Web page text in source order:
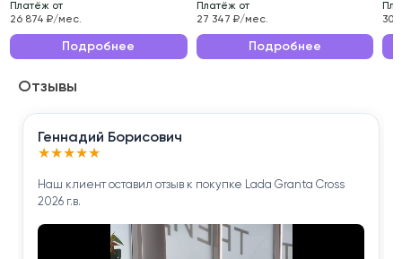
Эксплуатационные характеристики данного
автомобиля делают его идеальным выбором для
путешествий.
Приобретая Toyota RAV4 2023 года , вы получаете
надёжного помощника для решения повседневных
Платёж от
26 874 ₽/мес.
Подробнее
Платёж от
27 347 ₽/мес.
Подробнее
30
Отзывы
Геннадий Борисович
★★★★★
Наш клиент оставил отзыв к покупке Lada Granta Cross
2026 г.в.